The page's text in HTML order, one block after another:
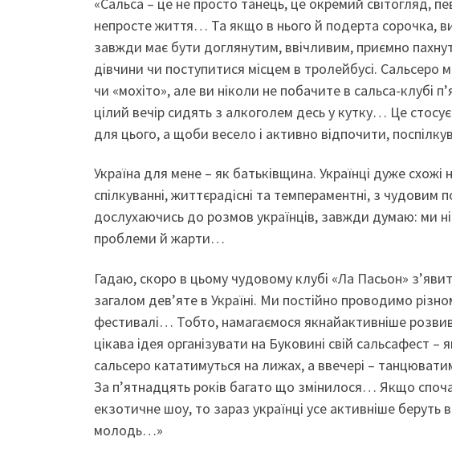
непросте життя… Та якщо в нього й подерта сорочка,
завжди має бути доглянутим, ввічливим, приємно
дівчини чи поступитися місцем в тролейбусі.
чи «мохіто», але ви ніколи не побачите в сальса-клубі
цілий вечір сидять з алкоголем десь у кутку… Це
для цього, а щоби весело і активно відпочити,
Україна для мене – як батьківщина. Українці дуже схожі
спілкуванні, життєрадісні та темпераментні, з
дослухаючись до розмов українців, завжди думаю: ми
проблеми й жарти…
Гадаю, скоро в цьому чудовому клубі «Ла Пасьон»
загалом дев’яте в Україні. Ми постійно проводимо
фестивалі… Тобто, намагаємося якнайактивніше
цікава ідея організувати на Буковині свій сальсафест
сальсеро кататимуться на лижах, а ввечері –
За п’ятнадцять років багато що змінилося… Якщо
екзотичне шоу, то зараз українці усе активніше
молодь…»